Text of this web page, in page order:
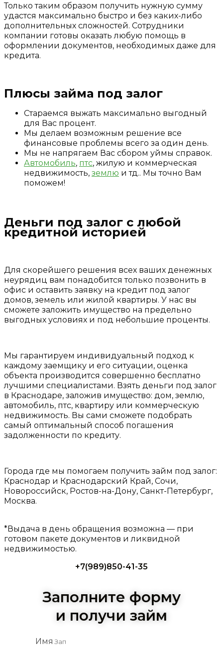
Только таким образом получить нужную сумму
удастся максимально быстро и без каких-либо
дополнительных сложностей. Сотрудники
компании готовы оказать любую помощь в
оформлении документов, необходимых даже для
кредита.
Плюсы займа под залог
Стараемся выжать максимально выгодный
для Вас процент.
Мы делаем возможным решение все
финансовые проблемы всего за один день.
Мы не напрягаем Вас сбором уймы справок.
Автомобиль, птс, жилую и коммерческая
недвижимость, землю и тд.. Мы точно Вам
поможем!
Деньги под залог с любой
кредитной историей
Для скорейшего решения всех ваших денежных
неурядиц вам понадобится только позвонить в
офис и оставить заявку на кредит под залог
домов, земель или жилой квартиры. У нас вы
сможете заложить имущество на предельно
выгодных условиях и под небольшие проценты.
Мы гарантируем индивидуальный подход к
каждому заемщику и его ситуации, оценка
объекта производится совершенно бесплатно
лучшими специалистами. Взять деньги под залог
в Краснодаре, заложив имущество: дом, землю,
автомобиль, птс, квартиру или коммерческую
недвижимость. Вы сами сможете подобрать
самый оптимальный способ погашения
задолженности по кредиту.
Города где мы помогаем получить займ под залог:
Краснодар и Краснодарский Край, Сочи,
Новороссийск, Ростов-на-Дону, Санкт-Петербург,
Москва.
*Выдача в день обращения возможна — при
готовом пакете документов и ликвидной
недвижимостью.
+7(989)850-41-35
Заполните форму
и получи займ
Имя